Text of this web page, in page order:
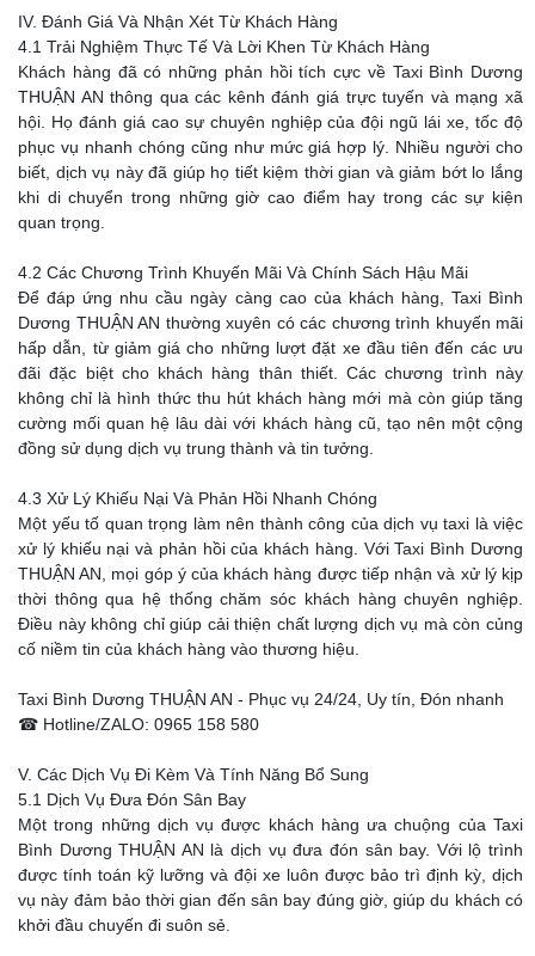
IV. Đánh Giá Và Nhận Xét Từ Khách Hàng
4.1 Trải Nghiệm Thực Tế Và Lời Khen Từ Khách Hàng
Khách hàng đã có những phản hồi tích cực về Taxi Bình Dương
THUẬN AN thông qua các kênh đánh giá trực tuyến và mạng xã
hội. Họ đánh giá cao sự chuyên nghiệp của đội ngũ lái xe, tốc độ
phục vụ nhanh chóng cũng như mức giá hợp lý. Nhiều người cho
biết, dịch vụ này đã giúp họ tiết kiệm thời gian và giảm bớt lo lắng
khi di chuyển trong những giờ cao điểm hay trong các sự kiện
quan trọng.
4.2 Các Chương Trình Khuyến Mãi Và Chính Sách Hậu Mãi
Để đáp ứng nhu cầu ngày càng cao của khách hàng, Taxi Bình
Dương THUẬN AN thường xuyên có các chương trình khuyến mãi
hấp dẫn, từ giảm giá cho những lượt đặt xe đầu tiên đến các ưu
đãi đặc biệt cho khách hàng thân thiết. Các chương trình này
không chỉ là hình thức thu hút khách hàng mới mà còn giúp tăng
cường mối quan hệ lâu dài với khách hàng cũ, tạo nên một cộng
đồng sử dụng dịch vụ trung thành và tin tưởng.
4.3 Xử Lý Khiếu Nại Và Phản Hồi Nhanh Chóng
Một yếu tố quan trọng làm nên thành công của dịch vụ taxi là việc
xử lý khiếu nại và phản hồi của khách hàng. Với Taxi Bình Dương
THUẬN AN, mọi góp ý của khách hàng được tiếp nhận và xử lý kịp
thời thông qua hệ thống chăm sóc khách hàng chuyên nghiệp.
Điều này không chỉ giúp cải thiện chất lượng dịch vụ mà còn củng
cố niềm tin của khách hàng vào thương hiệu.
Taxi Bình Dương THUẬN AN - Phục vụ 24/24, Uy tín, Đón nhanh
☎ Hotline/ZALO: 0965 158 580
V. Các Dịch Vụ Đi Kèm Và Tính Năng Bổ Sung
5.1 Dịch Vụ Đưa Đón Sân Bay
Một trong những dịch vụ được khách hàng ưa chuộng của Taxi
Bình Dương THUẬN AN là dịch vụ đưa đón sân bay. Với lộ trình
được tính toán kỹ lưỡng và đội xe luôn được bảo trì định kỳ, dịch
vụ này đảm bảo thời gian đến sân bay đúng giờ, giúp du khách có
khởi đầu chuyến đi suôn sẻ.